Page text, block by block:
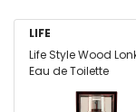
LIFE
Life Style Wood
Eau de Toilette